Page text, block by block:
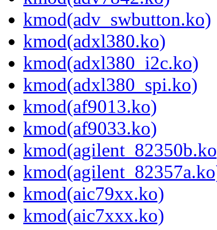
kmod(adv_swbutton.ko)
kmod(adxl380.ko)
kmod(adxl380_i2c.ko)
kmod(adxl380_spi.ko)
kmod(af9013.ko)
kmod(af9033.ko)
kmod(aic79xx.ko)
kmod(aic7xxx.ko)